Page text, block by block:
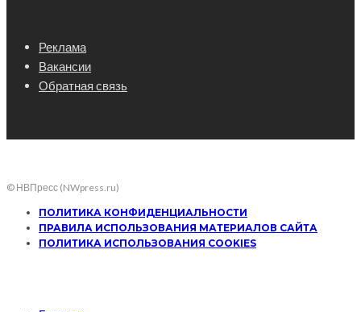
Реклама
Вакансии
Обратная связь
© НВПресс (NWpress.ru)
ПОЛИТИКА КОНФИДЕНЦИАЛЬНОСТИ
ПРАВИЛА ИСПОЛЬЗОВАНИЯ МАТЕРИАЛОВ САЙТА
ПОЛИТИКА ИСПОЛЬЗОВАНИЯ COOKIES